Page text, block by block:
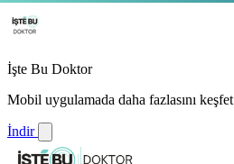
İşte Bu Doktor
Mobil uygulamada daha fazlasını keşfet
İndir